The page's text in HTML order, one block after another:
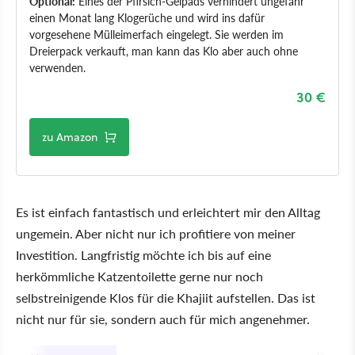
einen Monat lang Klogerüche und wird ins dafür
vorgesehene Mülleimerfach eingelegt. Sie werden im
Dreierpack verkauft, man kann das Klo aber auch ohne
verwenden.
30 €
zu Amazon
Es ist einfach fantastisch und erleichtert mir den Alltag
ungemein. Aber nicht nur ich profitiere von meiner
Investition. Langfristig möchte ich bis auf eine
herkömmliche Katzentoilette gerne nur noch
selbstreinigende Klos für die Khajiit aufstellen. Das ist
nicht nur für sie, sondern auch für mich angenehmer.